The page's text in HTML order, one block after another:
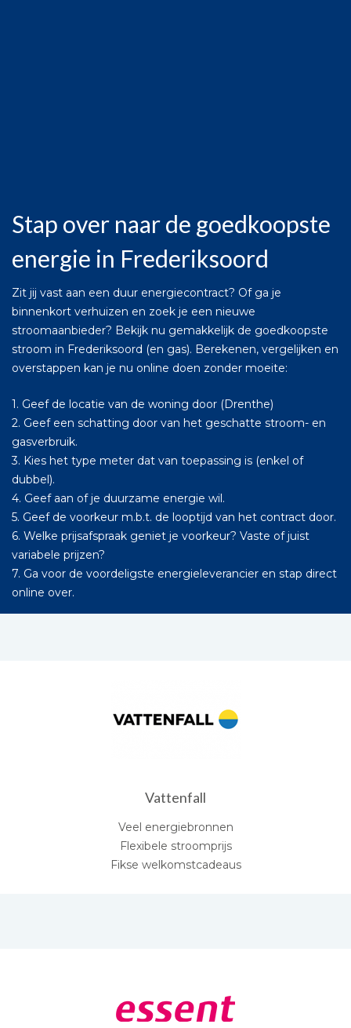
Stap over naar de goedkoopste
energie in Frederiksoord
Zit jij vast aan een duur energiecontract? Of ga je
binnenkort verhuizen en zoek je een nieuwe
stroomaanbieder? Bekijk nu gemakkelijk de goedkoopste
stroom in Frederiksoord (en gas). Berekenen, vergelijken en
overstappen kan je nu online doen zonder moeite:
1. Geef de locatie van de woning door (Drenthe)
2. Geef een schatting door van het geschatte stroom- en
gasverbruik.
3. Kies het type meter dat van toepassing is (enkel of
dubbel).
4. Geef aan of je duurzame energie wil.
5. Geef de voorkeur m.b.t. de looptijd van het contract door.
6. Welke prijsafspraak geniet je voorkeur? Vaste of juist
variabele prijzen?
7. Ga voor de voordeligste energieleverancier en stap direct
online over.
Vattenfall
Veel energiebronnen
Flexibele stroomprijs
Fikse welkomstcadeaus